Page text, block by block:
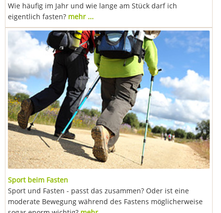
Wie häufig im Jahr und wie lange am Stück darf ich
eigentlich fasten? mehr ...
Sport beim Fasten
Sport und Fasten - passt das zusammen? Oder ist eine
moderate Bewegung während des Fastens möglicherweise